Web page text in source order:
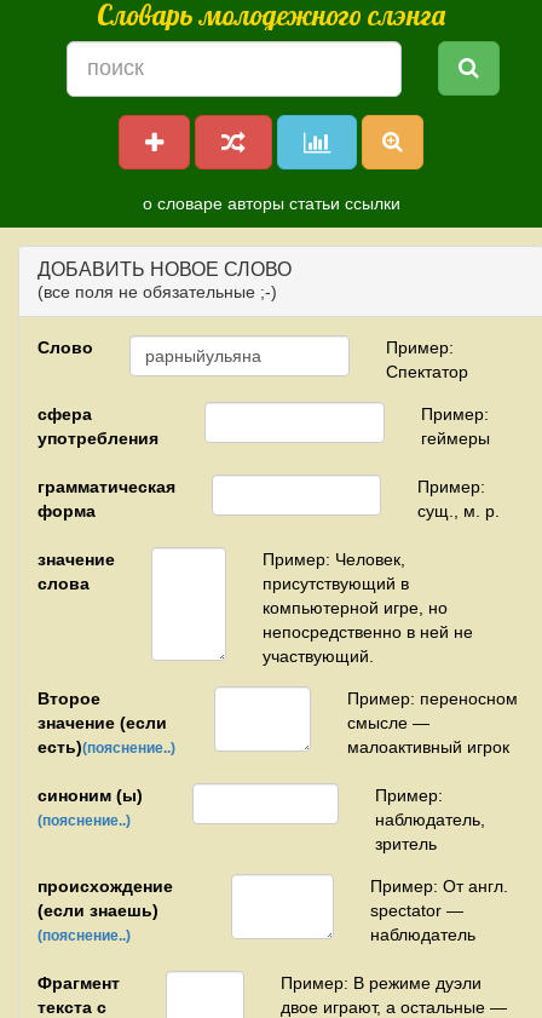
Словарь молодежного слэнга
о словаре авторы статьи ссылки
ДОБАВИТЬ НОВОЕ СЛОВО
(все поля не обязательные ;-)
Слово
Пример:
Спектатор
сфера
употребления
Пример:
геймеры
грамматическая
форма
Пример:
сущ., м. р.
значение
слова
Пример: Человек,
присутствующий в
компьютерной игре, но
непосредственно в ней не
участвующий.
Второе
значение (если
есть)(пояснение..)
Пример: переносном
смысле —
малоактивный игрок
синоним (ы)
(пояснение..)
Пример:
наблюдатель,
зритель
происхождение
(если знаешь)
(пояснение..)
Пример: От англ.
spectator —
наблюдатель
Фрагмент
текста с
Пример: В режиме дуэли
двое играют, а остальные —